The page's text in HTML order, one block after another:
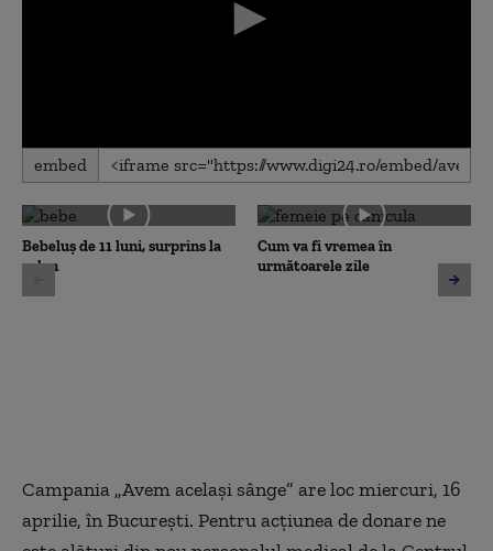
0
seconds
0
seconds
embed
Bebeluș de 11 luni, surprins la
volan
Cum va fi vremea în
următoarele zile
Campania „Avem același sânge” are loc miercuri, 16
aprilie, în București. Pentru acțiunea de donare ne